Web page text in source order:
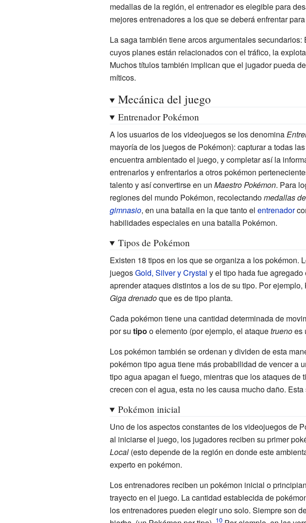
medallas de la región, el entrenador es elegible para
mejores entrenadores a los que se deberá enfrentar
La saga también tiene arcos argumentales
cuyos planes están relacionados con el tráfico, la
Muchos títulos también implican que el jugador pueda
míticos.
Mecánica del juego
Entrenador Pokémon
A los usuarios de los videojuegos se los denomina
mayoría de los juegos de Pokémon): capturar a todas
encuentra ambientado el juego, y completar así la
entrenarlos y enfrentarlos a otros pokémon
talento y así convertirse en un Maestro Pokémon. Para
regiones del mundo Pokémon, recolectandomedallas
gimnasio, en una batalla en la que tanto el entrenador
habilidades especiales en una batalla Pokémon.
Tipos de Pokémon
Existen 18 tipos en los que se organiza a los pokémon.
juegosGold, Silver y Crystal y el tipo hada fue agregado
aprender ataques distintos a los de su tipo. Por
Giga drenadoque es de tipo planta.
Cada pokémon tiene una cantidad determinada de
por su tipo o elemento (por ejemplo, el ataquetruenoes
Los pokémon también se ordenan y dividen de esta
pokémon tipo agua tiene más probabilidad de vencer a
tipo agua apagan el fuego, mientras que los ataques
crecen con el agua, esta no les causa mucho daño.
Pokémon inicial
Uno de los aspectos constantes de los videojuegos de
al iniciarse el juego, los jugadores reciben su primer
Local(esto depende de la región en donde este
experto en pokémon.
Los entrenadores reciben un pokémon inicial o
trayecto en el juego. La cantidad establecida de
los entrenadores pueden elegir uno solo. Siempre son